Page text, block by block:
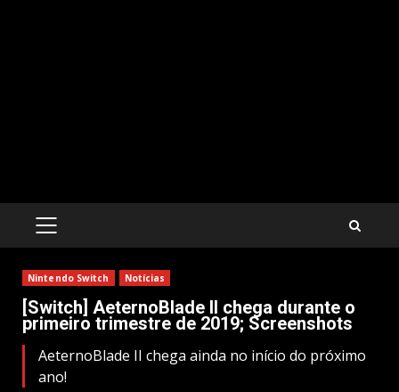
PRIMARY
Nintendo Switch Notícias
[Switch] AeternoBlade II chega durante o
primeiro trimestre de 2019; Screenshots
AeternoBlade II chega ainda no início do próximo
ano!